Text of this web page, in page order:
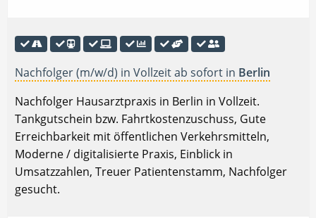
Nachfolger (m/w/d) in Vollzeit ab sofort in Berlin
Nachfolger Hausarztpraxis in Berlin in Vollzeit.
Tankgutschein bzw. Fahrtkostenzuschuss, Gute
Erreichbarkeit mit öffentlichen Verkehrsmitteln,
Moderne / digitalisierte Praxis, Einblick in
Umsatzzahlen, Treuer Patientenstamm, Nachfolger
gesucht.